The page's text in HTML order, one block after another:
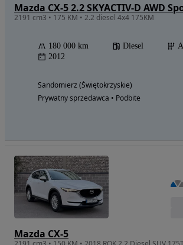
Mazda CX-5 2.2 SKYACTIV-D AWD
2191 cm3 • 175 KM • 2.2 diesel 4x4 175KM
180 000 km Diesel
2012
Sandomierz (Świętokrzyskie)
Prywatny sprzedawca • Podbite
Mazda CX-5